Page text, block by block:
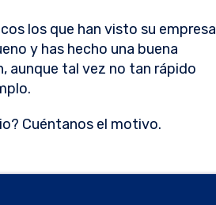
los que han visto su empresa
y has hecho una buena
aunque tal vez no tan rápido
Cuéntanos el motivo.